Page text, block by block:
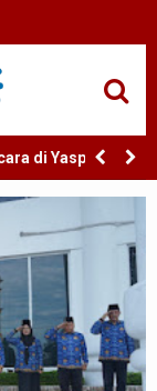
di Yaspend
dan Edukasi